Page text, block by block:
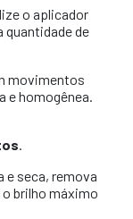
o aplicador
quantidade de
movimentos
e homogênea.
e seca, remova
brilho máximo